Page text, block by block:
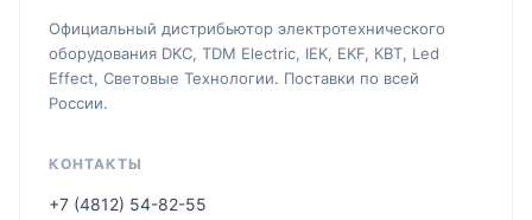
Официальный дистрибьютор электротехнического
оборудования DKC, TDM Electric, IEK, EKF, КВТ, Led
Effect, Световые Технологии. Поставки по всей
России.
КОНТАКТЫ
+7 (4812) 54-82-55